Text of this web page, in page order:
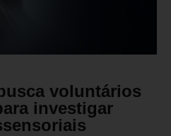
voluntários
investigar